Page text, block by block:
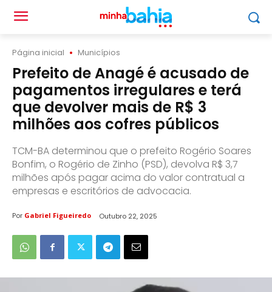
Página inicial Municípios
Prefeito de Anagé é acusado de
pagamentos irregulares e terá
que devolver mais de R$ 3
milhões aos cofres públicos
TCM-BA determinou que o prefeito Rogério Soares
Bonfim, o Rogério de Zinho (PSD), devolva R$ 3,7
milhões após pagar acima do valor contratual a
empresas e escritórios de advocacia.
Por Gabriel Figueiredo Outubro 22, 2025